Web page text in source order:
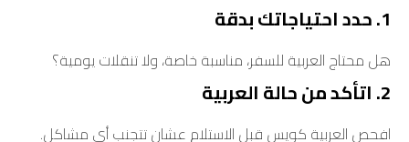
1. حدد احتياجاتك بدقة
هل محتاج العربية للسفر، مناسبة خاصة، ولا تنقلات يومية؟
2. اتأكد من حالة العربية
افحص العربية كويس قبل الاستلام عشان تتجنب أي مشاكل.